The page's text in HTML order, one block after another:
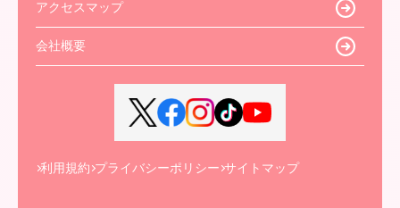
アクセスマップ
会社概要
利用規約 プライバシーポリシー サイトマップ